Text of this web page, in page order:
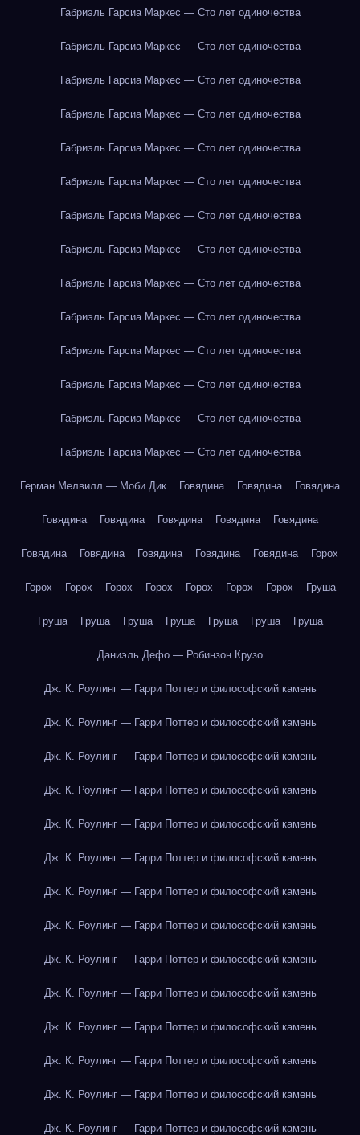
Габриэль Гарсиа Маркес — Сто лет одиночества
Габриэль Гарсиа Маркес — Сто лет одиночества
Габриэль Гарсиа Маркес — Сто лет одиночества
Габриэль Гарсиа Маркес — Сто лет одиночества
Габриэль Гарсиа Маркес — Сто лет одиночества
Габриэль Гарсиа Маркес — Сто лет одиночества
Габриэль Гарсиа Маркес — Сто лет одиночества
Габриэль Гарсиа Маркес — Сто лет одиночества
Габриэль Гарсиа Маркес — Сто лет одиночества
Габриэль Гарсиа Маркес — Сто лет одиночества
Габриэль Гарсиа Маркес — Сто лет одиночества
Габриэль Гарсиа Маркес — Сто лет одиночества
Габриэль Гарсиа Маркес — Сто лет одиночества
Габриэль Гарсиа Маркес — Сто лет одиночества
Герман Мелвилл — Моби Дик Говядина Говядина Говядина
Говядина Говядина Говядина Говядина Говядина
Говядина Говядина Говядина Говядина Говядина Горох
Горох Горох Горох Горох Горох Горох Горох Груша
Груша Груша Груша Груша Груша Груша Груша
Даниэль Дефо — Робинзон Крузо
Дж. К. Роулинг — Гарри Поттер и философский камень
Дж. К. Роулинг — Гарри Поттер и философский камень
Дж. К. Роулинг — Гарри Поттер и философский камень
Дж. К. Роулинг — Гарри Поттер и философский камень
Дж. К. Роулинг — Гарри Поттер и философский камень
Дж. К. Роулинг — Гарри Поттер и философский камень
Дж. К. Роулинг — Гарри Поттер и философский камень
Дж. К. Роулинг — Гарри Поттер и философский камень
Дж. К. Роулинг — Гарри Поттер и философский камень
Дж. К. Роулинг — Гарри Поттер и философский камень
Дж. К. Роулинг — Гарри Поттер и философский камень
Дж. К. Роулинг — Гарри Поттер и философский камень
Дж. К. Роулинг — Гарри Поттер и философский камень
Дж. К. Роулинг — Гарри Поттер и философский камень